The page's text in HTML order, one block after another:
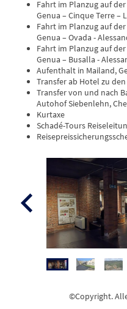
Fahrt im Planzug auf
Genua – Cinque Terre –
Fahrt im Planzug auf
Genua – Ovada -
Fahrt im Planzug auf
Genua – Busalla -
Aufenthalt in Mailand,
Transfer ab Hotel zu
Transfer von und nach
Autohof Siebenlehn,
Kurtaxe
Schadé-Tours
©Copyright.